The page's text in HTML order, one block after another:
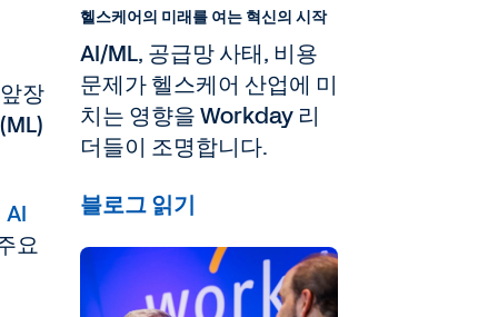
장
요
헬스케어의 미래를 여는 혁신의 시작
AI/ML, 공급망 사태, 비용
문제가 헬스케어 산업에 미
치는 영향을 Workday 리
더들이 조명합니다.
블로그 읽기